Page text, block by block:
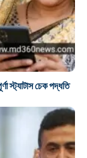
চেক পদ্ধতি